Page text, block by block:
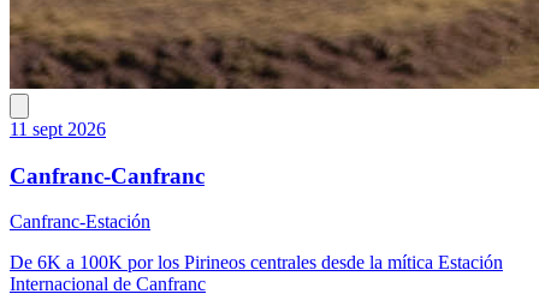
11 sept 2026
Canfranc-Canfranc
Canfranc-Estación
De 6K a 100K por los Pirineos centrales desde la mítica Estación
Internacional de Canfranc